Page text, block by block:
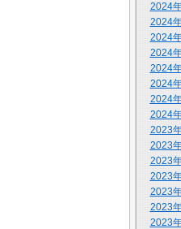
2024
2024
2024
2024
2024
2024
2024
2024
2023
2023
2023
2023
2023
2023
2023